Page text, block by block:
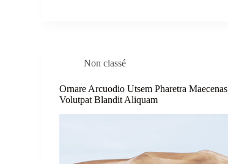
Non classé
Ornare Arcuodio Utsem Pharetra Maecenas
Volutpat Blandit Aliquam